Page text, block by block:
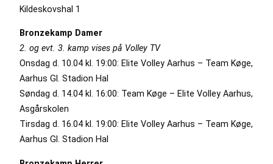
Kildeskovshal 1
Bronzekamp Damer
2. og evt. 3. kamp vises på Volley TV
Onsdag d. 10.04 kl. 19:00: Elite Volley Aarhus – Team Køge,
Aarhus Gl. Stadion Hal
Søndag d. 14.04 kl. 16:00: Team Køge – Elite Volley Aarhus,
Asgårskolen
Tirsdag d. 16.04 kl. 19:00: Elite Volley Aarhus – Team Køge,
Aarhus Gl. Stadion Hal